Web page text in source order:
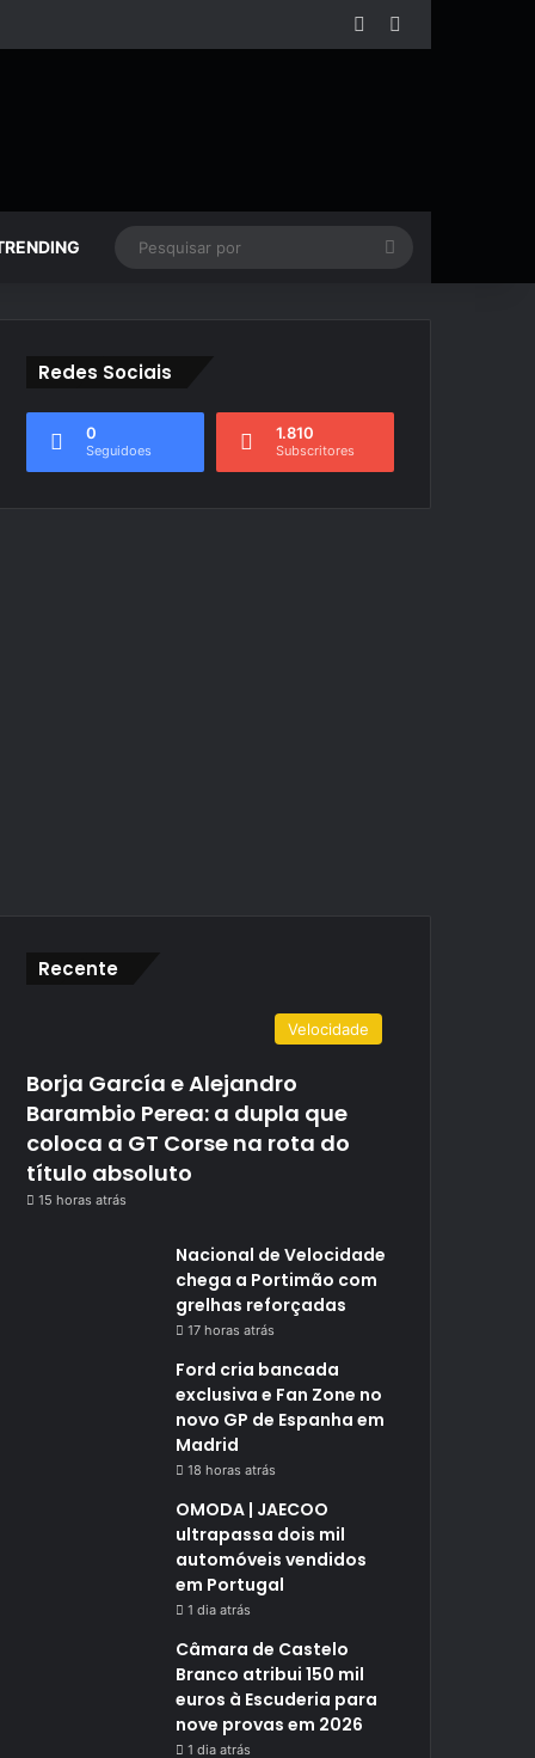
Facebook
Pesquisar
Redes Sociais
0
Seguidoes
1.810
Subscritores
Recente
Velocidade
Borja García e Alejandro
Barambio Perea: a dupla que
coloca a GT Corse na rota do
título absoluto
15 horas atrás
Nacional de Velocidade
chega a Portimão com
grelhas reforçadas
17 horas atrás
Ford cria bancada
exclusiva e Fan Zone no
novo GP de Espanha em
Madrid
18 horas atrás
OMODA | JAECOO
ultrapassa dois mil
automóveis vendidos
em Portugal
1 dia atrás
Câmara de Castelo
Branco atribui 150 mil
euros à Escuderia para
nove provas em 2026
1 dia atrás